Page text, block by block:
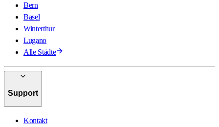
Bern
Basel
Winterthur
Lugano
Alle Städte
Support
Kontakt